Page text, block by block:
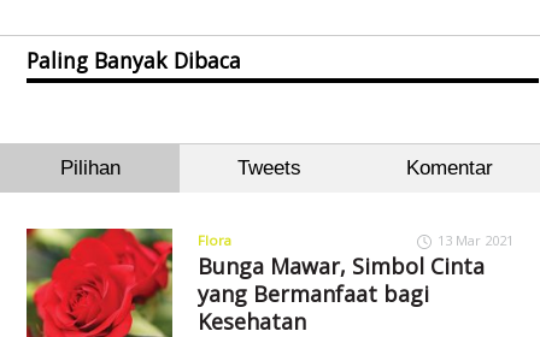
Paling Banyak Dibaca
Pilihan Tweets Komentar
Flora 13 Mar 2021
Bunga Mawar, Simbol Cinta
yang Bermanfaat bagi
Kesehatan